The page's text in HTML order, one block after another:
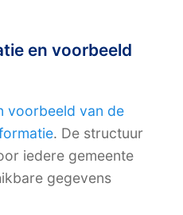
en voorbeeld
voorbeeld van de
. De structuur
iedere gemeente
gegevens